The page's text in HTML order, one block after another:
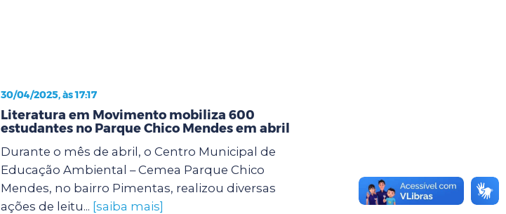
30/04/2025, às 17:17
Literatura em Movimento mobiliza 600
estudantes no Parque Chico Mendes em abril
Durante o mês de abril, o Centro Municipal de
Educação Ambiental – Cemea Parque Chico
Mendes, no bairro Pimentas, realizou diversas
ações de leitu... [saiba mais]